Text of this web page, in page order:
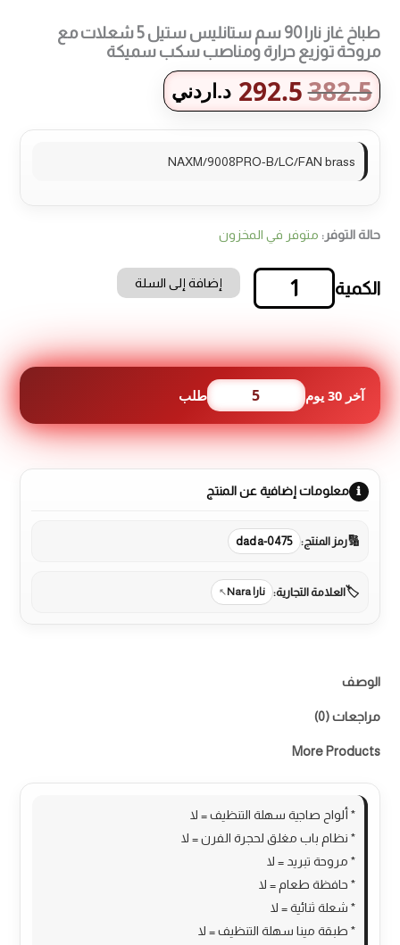
طباخ غاز نارا 90 سم ستانليس ستيل 5 شعلات مع
مروحة توزيع حرارة ومناصب سكب سميكة
382.5
292.5 د.اردني
NAXM/9008PRO-B/LC/FAN brass
حالة التوفر: متوفر في المخزون
كمية
نارا
90
سم
ستانليس
ستيل
مروحة
ومناصب
سميكة
إضافة إلى السلة
آخر 30 يوم 5 طلب
معلومات إضافية عن المنتج
رمز المنتج: dada-0475
العلامة التجارية: نارا Nara
الوصف
مراجعات (0)
More Products
* ألواح صاجية سهلة التنظيف = لا
* نظام باب مغلق لحجرة الفرن = لا
* مروحة تبريد = لا
* حافظة طعام = لا
* شعلة ثنائية = لا
* طبقة مينا سهلة التنظيف = لا